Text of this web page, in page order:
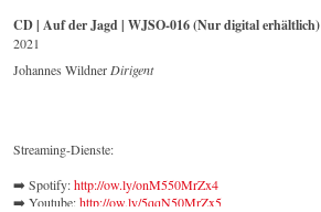
➡️ Amazon:
https://amzn.to/3mHWNtu
➡️ Deezer:
CD | Auf der Jagd | WJSO-016 (Nur digital erhältlich)
2021
Johannes Wildner Dirigent
Streaming-Dienste:
➡️ Spotify:http://ow.ly/onM550MrZx4
➡️ Youtube:http://ow.ly/5qqN50MrZx5